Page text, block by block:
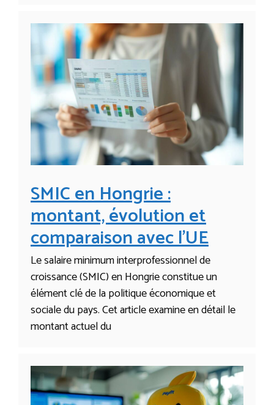
SMIC en Hongrie :
montant, évolution et
comparaison avec l’UE
Le salaire minimum interprofessionnel de
croissance (SMIC) en Hongrie constitue un
élément clé de la politique économique et
sociale du pays. Cet article examine en détail le
montant actuel du